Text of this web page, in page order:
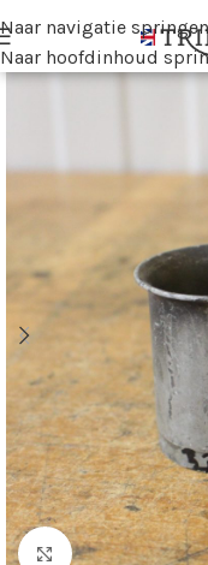
Naar navigatie springen
Naar hoofdinhoud
Klik voor